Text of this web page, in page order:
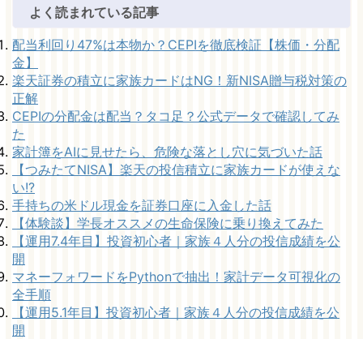
よく読まれている記事
配当利回り47%は本物か？CEPIを徹底検証【株価・分配
金】
楽天証券の積立に家族カードはNG！新NISA贈与税対策の
正解
CEPIの分配金は配当？タコ足？公式データで確認してみ
た
家計簿をAIに見せたら、危険な落とし穴に気づいた話
【つみたてNISA】楽天の投信積立に家族カードが使えな
い!?
手持ちの米ドル現金を証券口座に入金した話
【体験談】学長オススメの生命保険に乗り換えてみた
【運用7.4年目】投資初心者｜家族４人分の投信成績を公
開
マネーフォワードをPythonで抽出！家計データ可視化の
全手順
【運用5.1年目】投資初心者｜家族４人分の投信成績を公
開